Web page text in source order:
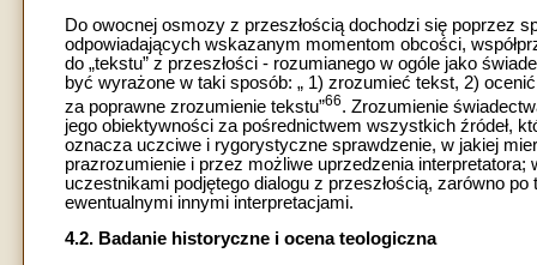
Do owocnej osmozy z przeszłością dochodzi się poprzez
odpowiadających wskazanym momentom obcości,
do „tekstu” z przeszłości - rozumianego w ogóle jako
być wyrażone w taki sposób: „ 1) zrozumieć tekst, 2)
za poprawne zrozumienie tekstu”66. Zrozumienie
jego obiektywności za pośrednictwem wszystkich źródeł,
oznacza uczciwe i rygorystyczne sprawdzenie, w jakiej
prazrozumienie i przez możliwe uprzedzenia
uczestnikami podjętego dialogu z przeszłością, zarówno
ewentualnymi innymi interpretacjami.
4.2. Badanie historyczne i ocena teologiczna